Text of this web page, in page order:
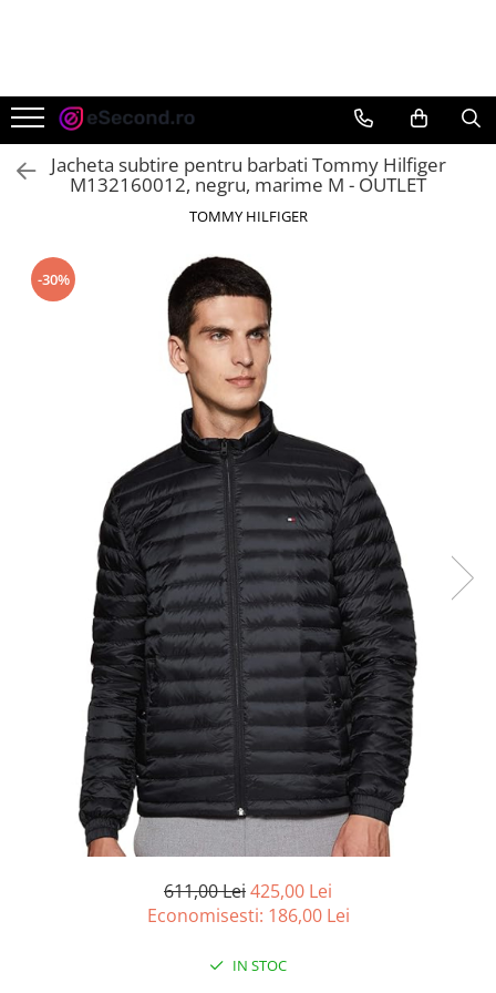
Auto Moto
Accesorii Auto
Anvelope & Jante
Electronice Auto
Intretinere & Cosmetica auto
Reparatii si echipamente auto
Casa, Gradina & Bricolaj
Bucatarie & Servire
Curatenie si intretinere
Decoratiuni
Hobby-uri creative
Iluminat & Electrice
Kit-uri automatizari porti si usi
Mobila dormitor
Mobila gradina & terasa
Mobila Living & Dining
Organizare si depozitare
Scule electrice si unelte
Jacheta subtire pentru barbati Tommy Hilfiger
M132160012, negru, marime M - OUTLET
TOMMY HILFIGER
-30%
611,00 Lei425,00 Lei
Economisesti: 186,00 Lei
IN STOC